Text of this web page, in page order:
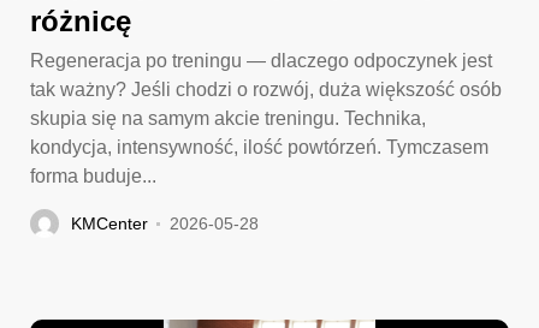
różnicę
Regeneracja po treningu — dlaczego odpoczynek jest
tak ważny? Jeśli chodzi o rozwój, duża większość osób
skupia się na samym akcie treningu. Technika,
kondycja, intensywność, ilość powtórzeń. Tymczasem
forma buduje...
KMCenter 2026-05-28